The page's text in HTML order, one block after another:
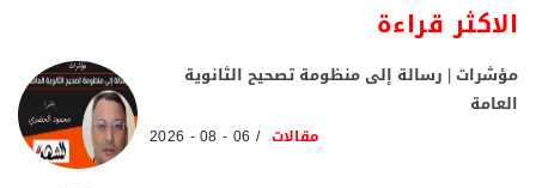
الاكثر قراءة
مؤشرات | رسالة إلى منظومة تصحيح الثانوية
العامة
مقالات 06 - 08 - 2026